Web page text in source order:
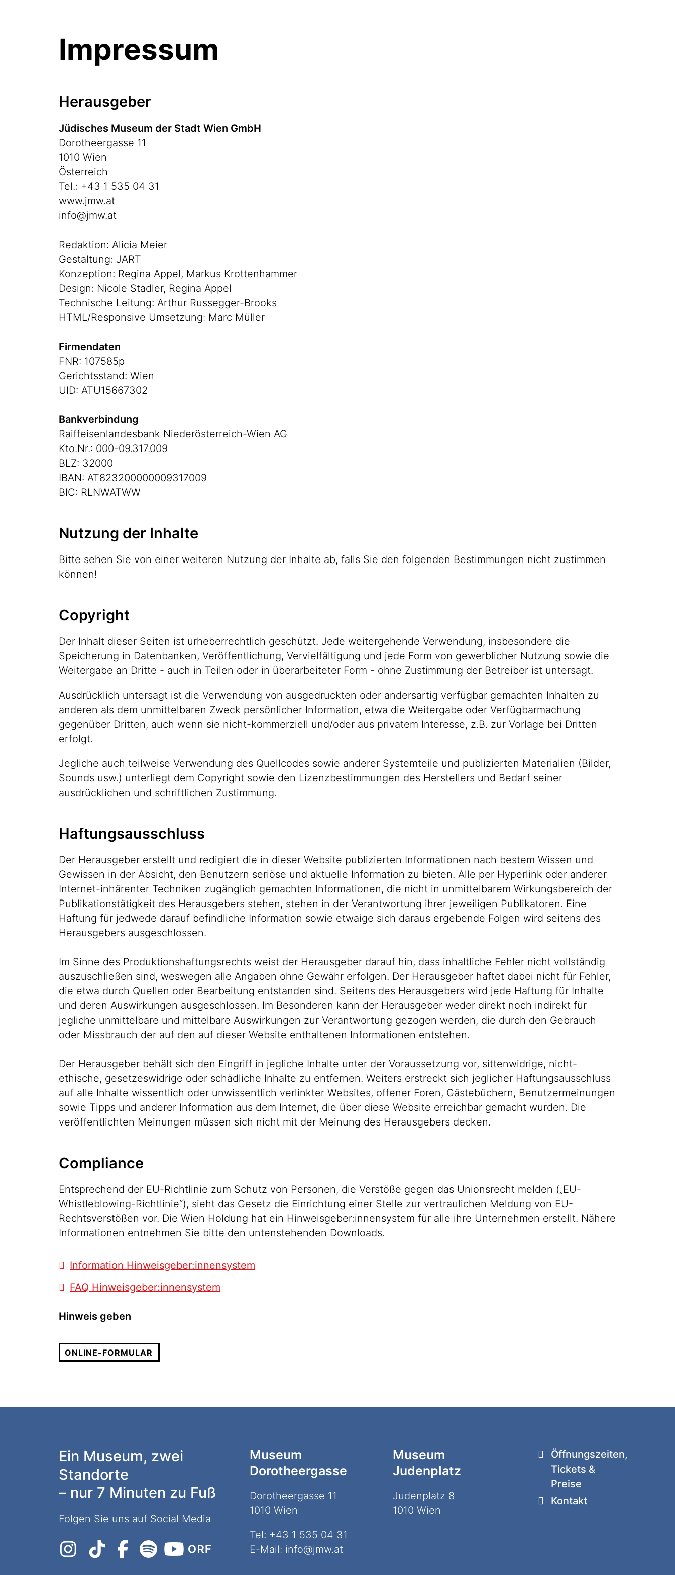
Impressum
Herausgeber
Jüdisches Museum der Stadt Wien GmbH
Dorotheergasse 11
1010 Wien
Österreich
Tel.: +43 1 535 04 31
www.jmw.at
info@jmw.at
Redaktion: Alicia Meier
Gestaltung: JART
Konzeption: Regina Appel, Markus Krottenhammer
Design: Nicole Stadler, Regina Appel
Technische Leitung: Arthur Russegger-Brooks
HTML/Responsive Umsetzung: Marc Müller
Firmendaten
FNR: 107585p
Gerichtsstand: Wien
UID: ATU15667302
Bankverbindung
Raiffeisenlandesbank Niederösterreich-Wien AG
Kto.Nr.: 000-09.317.009
BLZ: 32000
IBAN: AT823200000009317009
BIC: RLNWATWW
Nutzung der Inhalte
Bitte sehen Sie von einer weiteren Nutzung der Inhalte ab, falls Sie den folgenden Bestimmungen nicht zustimmen
können!
Copyright
Der Inhalt dieser Seiten ist urheberrechtlich geschützt. Jede weitergehende Verwendung, insbesondere die
Speicherung in Datenbanken, Veröffentlichung, Vervielfältigung und jede Form von gewerblicher Nutzung sowie die
Weitergabe an Dritte - auch in Teilen oder in überarbeiteter Form - ohne Zustimmung der Betreiber ist untersagt.
Ausdrücklich untersagt ist die Verwendung von ausgedruckten oder andersartig verfügbar gemachten Inhalten zu
anderen als dem unmittelbaren Zweck persönlicher Information, etwa die Weitergabe oder Verfügbarmachung
gegenüber Dritten, auch wenn sie nicht-kommerziell und/oder aus privatem Interesse, z.B. zur Vorlage bei Dritten
erfolgt.
Jegliche auch teilweise Verwendung des Quellcodes sowie anderer Systemteile und publizierten Materialien (Bilder,
Sounds usw.) unterliegt dem Copyright sowie den Lizenzbestimmungen des Herstellers und Bedarf seiner
ausdrücklichen und schriftlichen Zustimmung.
Haftungsausschluss
Der Herausgeber erstellt und redigiert die in dieser Website publizierten Informationen nach bestem Wissen und
Gewissen in der Absicht, den Benutzern seriöse und aktuelle Information zu bieten. Alle per Hyperlink oder anderer
Internet-inhärenter Techniken zugänglich gemachten Informationen, die nicht in unmittelbarem Wirkungsbereich der
Publikationstätigkeit des Herausgebers stehen, stehen in der Verantwortung ihrer jeweiligen Publikatoren. Eine
Haftung für jedwede darauf befindliche Information sowie etwaige sich daraus ergebende Folgen wird seitens des
Herausgebers ausgeschlossen.
Im Sinne des Produktionshaftungsrechts weist der Herausgeber darauf hin, dass inhaltliche Fehler nicht vollständig
auszuschließen sind, weswegen alle Angaben ohne Gewähr erfolgen. Der Herausgeber haftet dabei nicht für Fehler,
die etwa durch Quellen oder Bearbeitung entstanden sind. Seitens des Herausgebers wird jede Haftung für Inhalte
und deren Auswirkungen ausgeschlossen. Im Besonderen kann der Herausgeber weder direkt noch indirekt für
jegliche unmittelbare und mittelbare Auswirkungen zur Verantwortung gezogen werden, die durch den Gebrauch
oder Missbrauch der auf den auf dieser Website enthaltenen Informationen entstehen.
Der Herausgeber behält sich den Eingriff in jegliche Inhalte unter der Voraussetzung vor, sittenwidrige, nicht-
ethische, gesetzeswidrige oder schädliche Inhalte zu entfernen. Weiters erstreckt sich jeglicher Haftungsausschluss
auf alle Inhalte wissentlich oder unwissentlich verlinkter Websites, offener Foren, Gästebüchern, Benutzermeinungen
sowie Tipps und anderer Information aus dem Internet, die über diese Website erreichbar gemacht wurden. Die
veröffentlichten Meinungen müssen sich nicht mit der Meinung des Herausgebers decken.
Compliance
Entsprechend der EU-Richtlinie zum Schutz von Personen, die Verstöße gegen das Unionsrecht melden („EU-
Whistleblowing-Richtlinie“), sieht das Gesetz die Einrichtung einer Stelle zur vertraulichen Meldung von EU-
Rechtsverstößen vor. Die Wien Holdung hat ein Hinweisgeber:innensystem für alle ihre Unternehmen erstellt. Nähere
Informationen entnehmen Sie bitte den untenstehenden Downloads.
Information Hinweisgeber:innensystem
FAQ Hinweisgeber:innensystem
Hinweis geben
ONLINE-FORMULAR
Ein Museum, zwei
Standorte
– nur 7 Minuten zu Fuß
Folgen Sie uns auf Social Media
Museum
Dorotheergasse
Dorotheergasse 11
1010 Wien
Tel: +43 1 535 04 31
E-Mail: info@jmw.at
Museum
Judenplatz
Judenplatz 8
1010 Wien
Öffnungszeiten,
Tickets &
Preise
Kontakt